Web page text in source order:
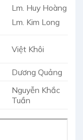
Lm. Huy Hoàng
Lm. Kim Long
Việt Khôi
Dương Quảng
Nguyễn Khắc
Tuần